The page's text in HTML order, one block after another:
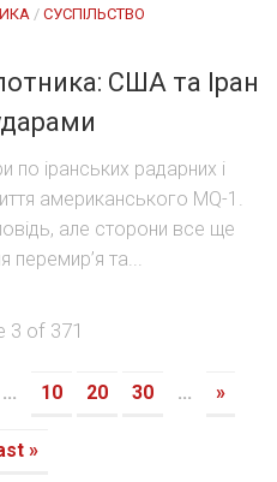
/ СУСПІЛЬСТВО
США та Іран
по іранських радарних і
американського MQ-1.
але сторони все ще
та...
3 of 371
... 10 20 30 ... »
»